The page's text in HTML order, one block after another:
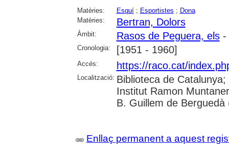
Matèries: Esquí; Esportistes ; Dona
Matèries:
Bertran, Dolors
Àmbit: Rasos de Peguera, els-
Cronologia: [1951 - 1960]
Accés: https://raco.cat/
Localització: Biblioteca de
Institut Ramon
B. Guillem de Berguedà
Enllaç permanent a aquest